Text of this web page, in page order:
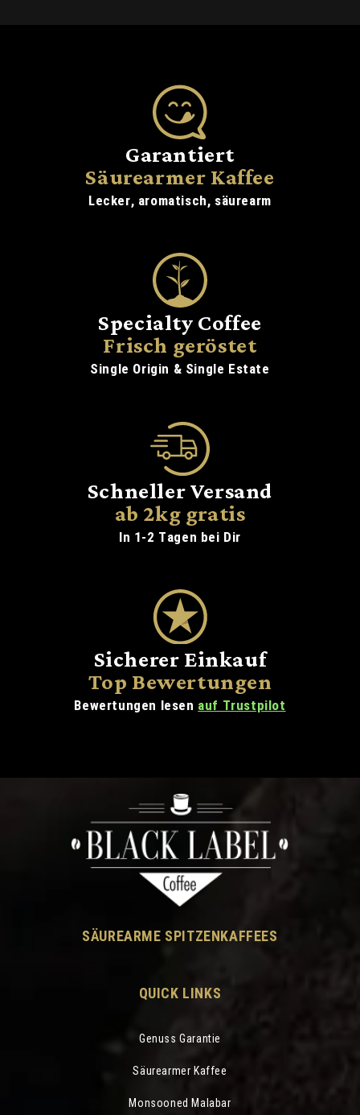
Garantiert
Säurearmer Kaffee
Lecker, aromatisch, säurearm
Specialty Coffee
Frisch geröstet
Single Origin & Single Estate
Schneller Versand
ab 2kg gratis
In 1-2 Tagen bei Dir
Sicherer Einkauf
Top Bewertungen
Bewertungen lesen auf Trustpilot
SÄUREARME SPITZENKAFFEES
QUICK LINKS
Genuss Garantie
Säurearmer Kaffee
Monsooned Malabar